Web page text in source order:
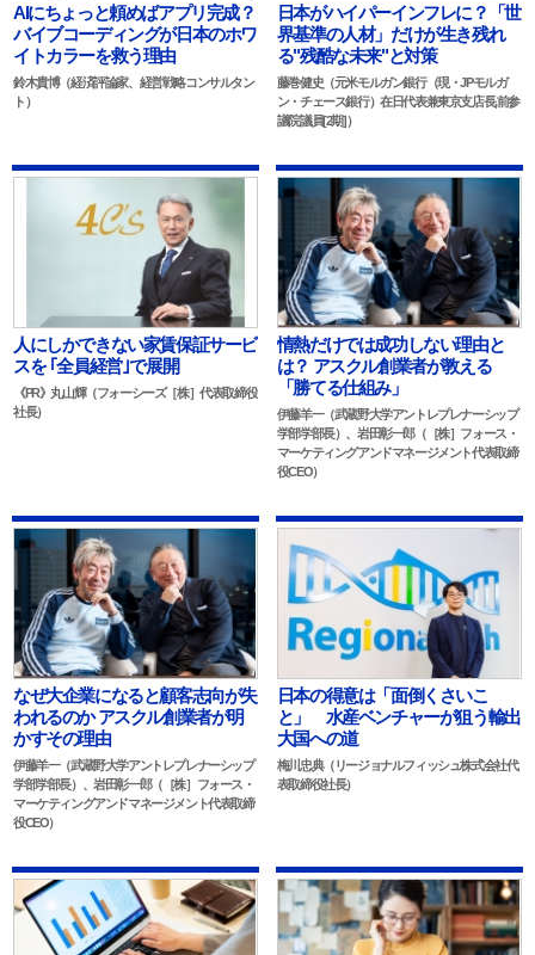
AIにちょっと頼めばアプリ完成？
バイブコーディングが日本のホワ
イトカラーを救う理由
鈴木貴博（経済評論家、経営戦略コンサルタン
ト）
日本がハイパーインフレに？「世
界基準の人材」だけが生き残れ
る"残酷な未来"と対策
藤巻健史（元米モルガン銀行（現・JPモルガ
ン・チェース銀行）在日代表兼東京支店長,前参
議院議員[2期]）
人にしかできない家賃保証サービ
スを ｢全員経営｣で展開
《PR》丸山輝（フォーシーズ［株］代表取締役
社長）
情熱だけでは成功しない理由と
は？ アスクル創業者が教える
「勝てる仕組み」
伊藤羊一（武蔵野大学アントレプレナーシップ
学部学部長）、岩田彰一郎（［株］フォース・
マーケティングアンドマネージメント代表取締
役CEO）
なぜ大企業になると顧客志向が失
われるのか アスクル創業者が明
かすその理由
伊藤羊一（武蔵野大学アントレプレナーシップ
学部学部長）、岩田彰一郎（［株］フォース・
マーケティングアンドマネージメント代表取締
役CEO）
日本の得意は「面倒くさいこ
と」 水産ベンチャーが狙う輸出
大国への道
梅川忠典（リージョナルフィッシュ株式会社代
表取締役社長）